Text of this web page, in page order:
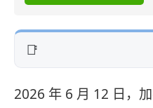
2026 年 6 月 12 日，